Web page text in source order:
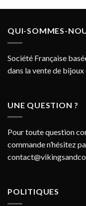
QUI-SOMMES-
Société Française
dans la vente de
UNE QUESTION ?
Pour toute question
commande n’hésitez
POLITIQUES